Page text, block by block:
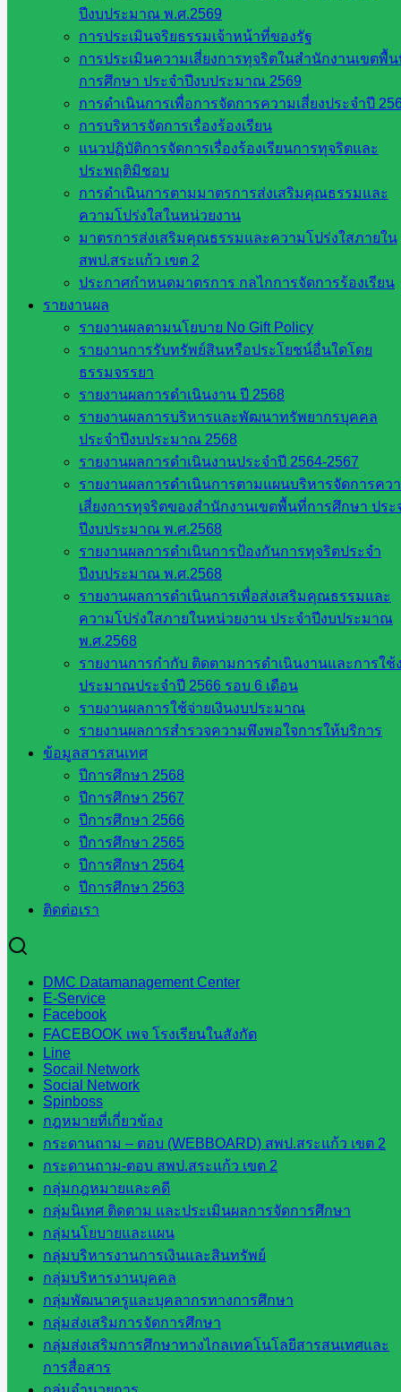
ปีงบประมาณ พ.ศ.2569
การประเมินจริยธรรมเจ้าหน้าที่ของรัฐ
การประเมินความเสี่ยงการทุจริตในสำนักงานเขตพื้
การศึกษา ประจำปีงบประมาณ 2569
การดำเนินการเพื่อการจัดการความเสี่ยงประจำปี
การบริหารจัดการเรื่องร้องเรียน
แนวปฏิบัติการจัดการเรื่องร้องเรียนการทุจริตและ
ประพฤติมิชอบ
การดำเนินการตามมาตรการส่งเสริมคุณธรรมและ
ความโปร่งใสในหน่วยงาน
มาตรการส่งเสริมคุณธรรมและความโปร่งใสภายใน
สพป.สระแก้ว เขต 2
ประกาศกำหนดมาตรการ กลไกการจัดการร้องเรียน
รายงานผล
รายงานผลตามนโยบาย No Gift Policy
รายงานการรับทรัพย์สินหรือประโยชน์อื่นใดโดย
ธรรมจรรยา
รายงานผลการดำเนินงาน ปี 2568
รายงานผลการบริหารและพัฒนาทรัพยากรบุคคล
ประจำปีงบประมาณ 2568
รายงานผลการดำเนินงานประจำปี 2564-2567
รายงานผลการดำเนินการตามแผนบริหารจัดการคว
เสี่ยงการทุจริตของสำนักงานเขตพื้นที่การศึกษา ประ
ปีงบประมาณ พ.ศ.2568
รายงานผลการดำเนินการป้องกันการทุจริตประจำ
ปีงบประมาณ พ.ศ.2568
รายงานผลการดำเนินการเพื่อส่งเสริมคุณธรรมและ
ความโปร่งใสภายในหน่วยงาน ประจำปีงบประมาณ
พ.ศ.2568
รายงานการกำกับ ติดตามการดำเนินงานและการใช้
ประมาณประจำปี 2566 รอบ 6 เดือน
รายงานผลการใช้จ่ายเงินงบประมาณ
รายงานผลการสำรวจความพึงพอใจการให้บริการ
ข้อมูลสารสนเทศ
ปีการศึกษา 2568
ปีการศึกษา 2567
ปีการศึกษา 2566
ปีการศึกษา 2565
ปีการศึกษา 2564
ปีการศึกษา 2563
ติดต่อเรา
DMC Datamanagement Center
E-Service
Facebook
FACEBOOK เพจ โรงเรียนในสังกัด
Line
Socail Network
Social Network
Spinboss
กฎหมายที่เกี่ยวข้อง
กระดานถาม – ตอบ (WEBBOARD) สพป.สระแก้ว เขต 2
กระดานถาม-ตอบ สพป.สระแก้ว เขต 2
กลุ่มกฎหมายและคดี
กลุ่มนิเทศ ติดตาม และประเมินผลการจัดการศึกษา
กลุ่มนโยบายและแผน
กลุ่มบริหารงานการเงินและสินทรัพย์
กลุ่มบริหารงานบุคคล
กลุ่มพัฒนาครูและบุคลากรทางการศึกษา
กลุ่มส่งเสริมการจัดการศึกษา
กลุ่มส่งเสริมการศึกษาทางไกลเทคโนโลยีสารสนเทศและ
การสื่อสาร
ศึกษาธิการ
เลขาธิการ
กรรมการ
มหาวิทยาลัย
เว็บไซต์
สพม. ใน
เว็บไซต์
สพป. ใน
กรมบัญชี
สำนักงาน
ส.ก.ส.ค
หน่วยงาน
ในจังหวัด
สระแก้ว
จังหวัด
สระแก้ว
องค์การ
บริหาร
ส่วน
จังหวัด
สระแก้ว
ศึกษาธิการ
จังหวัด
สระแก้ว
สำนักงาน
ส.ก.ส.ค.
จังหวัด
สระแก้ว
สพป.